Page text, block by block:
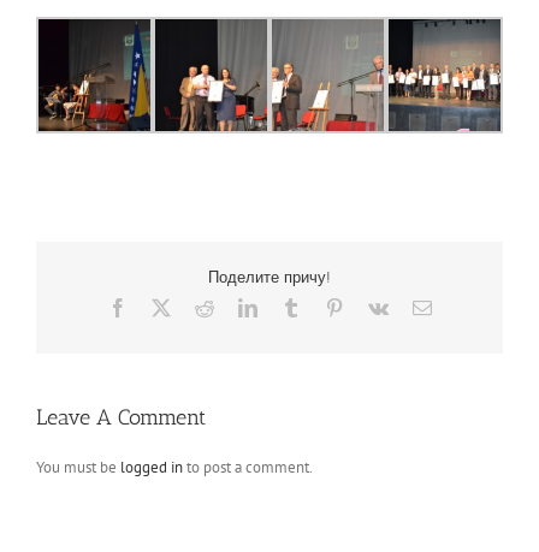
Поделите причу!
Facebook RedditLinkedInTumblr Pinterest
Vk Email
Leave A Comment
You must be logged into post a comment.